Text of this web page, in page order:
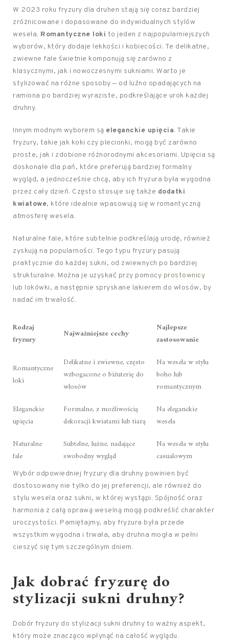
W 2023 roku fryzury dla druhen stają się coraz bardziej
zróżnicowane i dopasowane do indywidualnych stylów
wesela. Romantyczne loki to jeden z najpopularniejszych
wyborów, który dodaje lekkości i kobiecości. Te delikatne,
zwiewne fale świetnie komponują się zarówno z
klasycznymi, jak i nowoczesnymi sukniami. Warto je
stylizować na różne sposoby — od luźno opadających na
ramiona po bardziej wyraziste, podkreślające urok każdej
druhny.
Innym modnym wyborem są eleganckie upięcia. Takie
fryzury, takie jak koki czy plecionki, mogą być zarówno
proste, jak i zdobione różnorodnymi akcesoriami. Upięcia są
doskonałe dla pań, które preferują bardziej formalny
wygląd, a jednocześnie chcą, aby ich fryzura była wygodna
przez cały dzień. Często stosuje się także dodatki
kwiatowe, które idealnie wpasowują się w romantyczną
atmosferę wesela.
Naturalne fale, które subtelnie podkreślają urodę, również
zyskują na popularności. Tego typu fryzury pasują
praktycznie do każdej sukni, od zwiewnych po bardziej
strukturalne. Można je uzyskać przy pomocy prostownicy
lub lokówki, a następnie spryskane lakierem do włosów, by
nadać im trwałość.
Rodzaj
fryzury
Najważniejsze cechy
Najlepsze
zastosowanie
Romantyczne
loki
Delikatne i zwiewne, często
wzbogacone o biżuterię do
włosów
Na wesela w stylu
boho lub
romantycznym
Eleganckie
upięcia
Formalne, z możliwością
dekoracji kwiatami lub tiarą
Na eleganckie
wesela
Naturalne
fale
Subtelne, luźne, nadające
swobodny wygląd
Na wesela w stylu
casualowym
Wybór odpowiedniej fryzury dla druhny powinien być
dostosowany nie tylko do jej preferencji, ale również do
stylu wesela oraz sukni, w której wystąpi. Spójność oraz
harmonia z całą oprawą weselną mogą podkreślić charakter
uroczystości. Pamiętajmy, aby fryzura była przede
wszystkim wygodna i trwała, aby druhna mogła w pełni
cieszyć się tym szczególnym dniem.
Jak dobrać fryzurę do
stylizacji sukni druhny?
Dobór fryzury do stylizacji sukni druhny to ważny aspekt,
który może znacząco wpłynąć na całość wyglądu.